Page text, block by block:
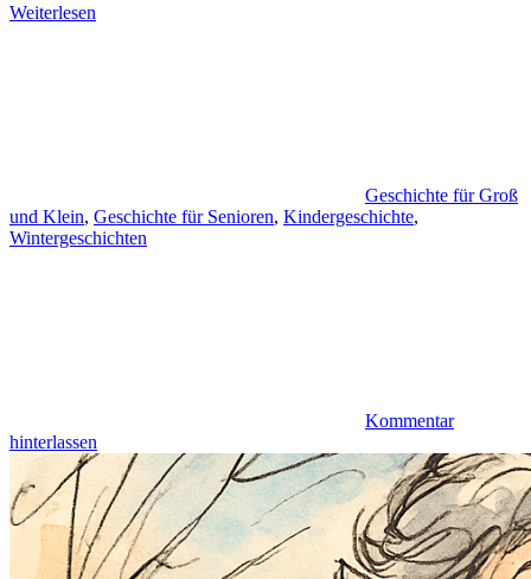
Weiterlesen
Geschichte für Groß
und Klein, Geschichte für Senioren, Kindergeschichte,
Wintergeschichten
Kommentar
hinterlassen